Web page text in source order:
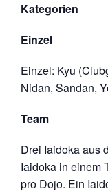
Kategorien
Einzel
Einzel: Kyu
Nidan, Sandan,
Team
Drei Iaidoka aus
Iaidoka in einem
pro Dojo. Ein